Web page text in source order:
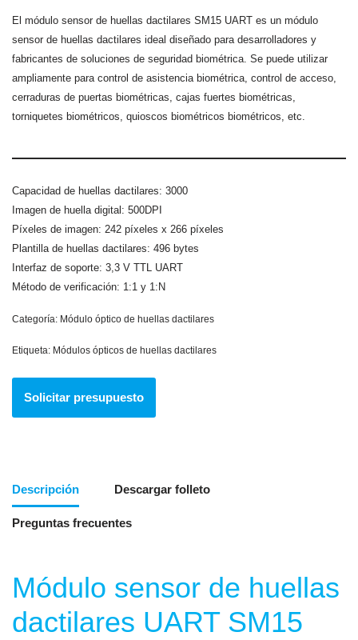
El módulo sensor de huellas dactilares SM15 UART es un módulo
sensor de huellas dactilares ideal diseñado para desarrolladores y
fabricantes de soluciones de seguridad biométrica. Se puede utilizar
ampliamente para control de asistencia biométrica, control de acceso,
cerraduras de puertas biométricas, cajas fuertes biométricas,
torniquetes biométricos, quioscos biométricos biométricos, etc.
Capacidad de huellas dactilares: 3000
Imagen de huella digital: 500DPI
Píxeles de imagen: 242 píxeles x 266 píxeles
Plantilla de huellas dactilares: 496 bytes
Interfaz de soporte: 3,3 V TTL UART
Método de verificación: 1:1 y 1:N
Categoría: Módulo óptico de huellas dactilares
Etiqueta: Módulos ópticos de huellas dactilares
Solicitar presupuesto
Descripción Descargar folleto
Preguntas frecuentes
Módulo sensor de huellas
dactilares UART SM15